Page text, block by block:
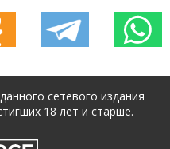
сетевого издания
18 лет и старше.